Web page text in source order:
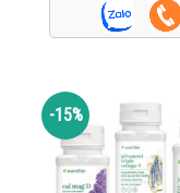
-15%